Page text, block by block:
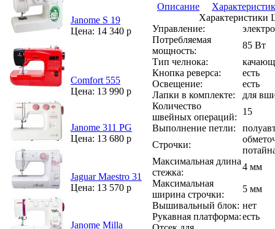
Janome S 19
Цена: 14 340 р
Comfort 555
Цена: 13 990 р
Janome 311 PG
Цена: 13 680 р
Jaguar Maestro 31
Цена: 13 570 р
Janome Milla
Описание
Характеристики
Управление:
Потребляемая
мощность:
85 Вт
Тип челнока:
Кнопка реверса:
есть
Освещение:
есть
Лапки в комплекте:
для
Количество
швейных операций:
15
Выполнение петли:
Строчки:
Максимальная длина
стежка:
4 мм
Максимальная
ширина строчки:
5 мм
Вышивальный блок: нет
Рукавная платформа:есть